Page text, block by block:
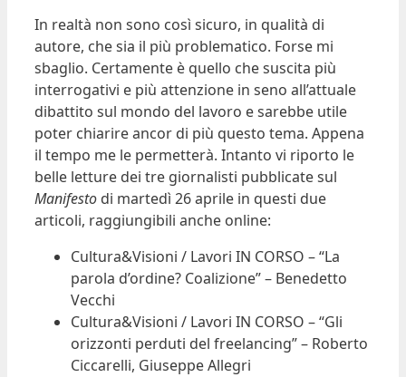
In realtà non sono così sicuro, in qualità di
autore, che sia il più problematico. Forse mi
sbaglio. Certamente è quello che suscita più
interrogativi e più attenzione in seno all’attuale
dibattito sul mondo del lavoro e sarebbe utile
poter chiarire ancor di più questo tema. Appena
il tempo me le permetterà. Intanto vi riporto le
belle letture dei tre giornalisti pubblicate sul
Manifesto di martedì 26 aprile in questi due
articoli, raggiungibili anche online:
Cultura&Visioni / Lavori IN CORSO – “La
parola d’ordine? Coalizione” – Benedetto
Vecchi
Cultura&Visioni / Lavori IN CORSO – “Gli
orizzonti perduti del freelancing” – Roberto
Ciccarelli, Giuseppe Allegri